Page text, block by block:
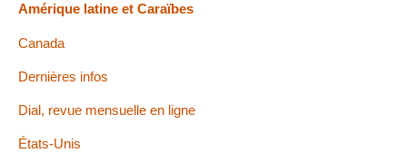
Amérique latine et Caraïbes
Canada
Dernières infos
Dial, revue mensuelle en ligne
États-Unis